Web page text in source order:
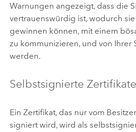
Warnungen angezeigt, dass die
vertrauenswürdig ist, wodurch
gewinnen können, mit einem
zu kommunizieren, und von Ihrer
werden.
Selbstsignierte Zertifikate
Ein Zertifikat, das nur vom
signiert wird, wird als